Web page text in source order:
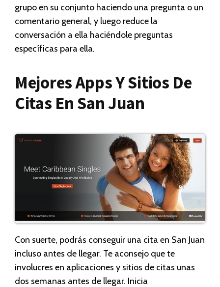
grupo en su conjunto haciendo una pregunta o un
comentario general, y luego reduce la
conversación a ella haciéndole preguntas
específicas para ella.
Mejores Apps Y Sitios De
Citas En San Juan
Con suerte, podrás conseguir una cita en San Juan
incluso antes de llegar. Te aconsejo que te
involucres en aplicaciones y sitios de citas unas
dos semanas antes de llegar. Inicia